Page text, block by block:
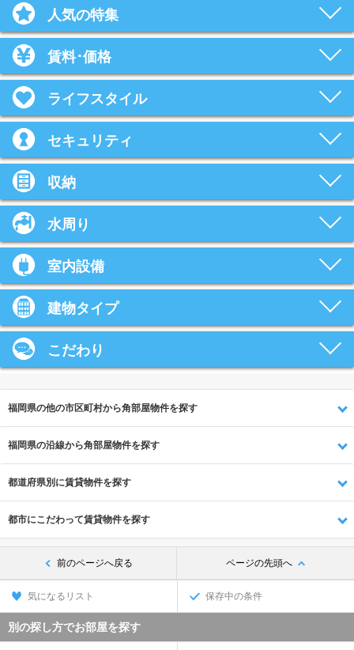
人気の特集
賃料･価格
ライフスタイル
セキュリティ
収納
水周り
室内設備
建物タイプ
こだわり
福岡県の他の市区町村から角部屋物件を探す
福岡県の沿線から角部屋物件を探す
都道府県別に賃貸物件を探す
都市にこだわって賃貸物件を探す
前のページへ戻る ページの先頭へ
気になるリスト 保存中の条件
別の探し方でお部屋を探す